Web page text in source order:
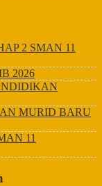
2 SMAN 11
2026
MURID BARU
11